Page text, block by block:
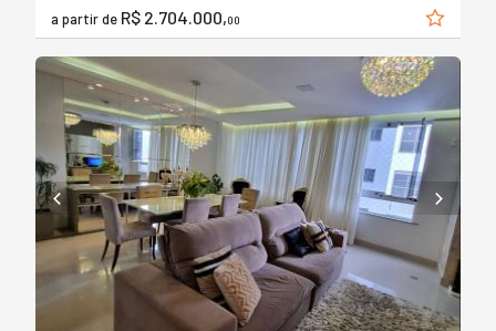
a partir de R$ 2.704.000,00